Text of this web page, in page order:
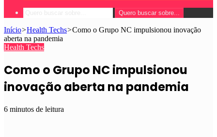
Quero buscar sobre...
Início>Health Techs>Como o Grupo NC impulsionou inovação
aberta na pandemia
Health Techs
Como o Grupo NC impulsionou
inovação aberta na pandemia
6 minutos de leitura